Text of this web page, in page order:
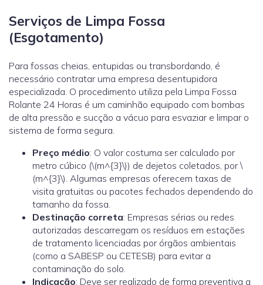
Serviços de Limpa Fossa
(Esgotamento)
Para fossas cheias, entupidas ou transbordando, é
necessário contratar uma empresa desentupidora
especializada. O procedimento utiliza pela Limpa Fossa
Rolante 24 Horas é um caminhão equipado com bombas
de alta pressão e sucção a vácuo para esvaziar e limpar o
sistema de forma segura.
Preço médio: O valor costuma ser calculado por
metro cúbico (\(m^{3}\)) de dejetos coletados, por \
(m^{3}\). Algumas empresas oferecem taxas de
visita gratuitas ou pacotes fechados dependendo do
tamanho da fossa.
Destinação correta: Empresas sérias ou redes
autorizadas descarregam os resíduos em estações
de tratamento licenciadas por órgãos ambientais
(como a SABESP ou CETESB) para evitar a
contaminação do solo.
Indicação: Deve ser realizado de forma preventiva a